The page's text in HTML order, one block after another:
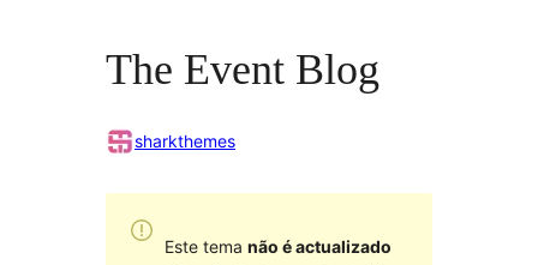
The Event Blog
sharkthemes
Este tema não é actualizado